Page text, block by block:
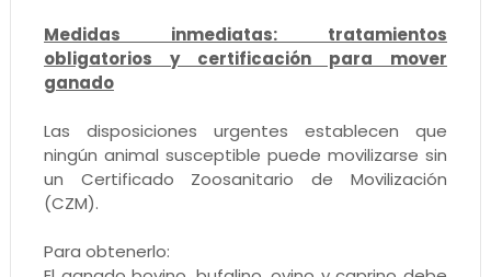
Medidas inmediatas: tratamientos
obligatorios y certificación para mover
ganado
Las disposiciones urgentes establecen que
ningún animal susceptible puede movilizarse sin
un Certificado Zoosanitario de Movilización
(CZM).
Para obtenerlo: